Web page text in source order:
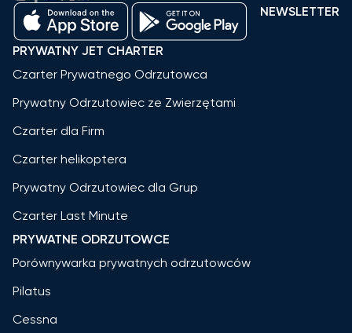
NEWSLETTER
PRYWATNY JET CHARTER
Czarter Prywatnego Odrzutowca
Prywatny Odrzutowiec ze Zwierzętami
Czarter dla Firm
Czarter helikoptera
Prywatny Odrzutowiec dla Grup
Czarter Last Minute
PRYWATNE ODRZUTOWCE
Porównywarka prywatnych odrzutowców
Pilatus
Cessna